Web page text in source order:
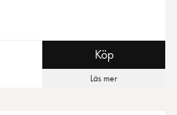
Köp
Läs mer